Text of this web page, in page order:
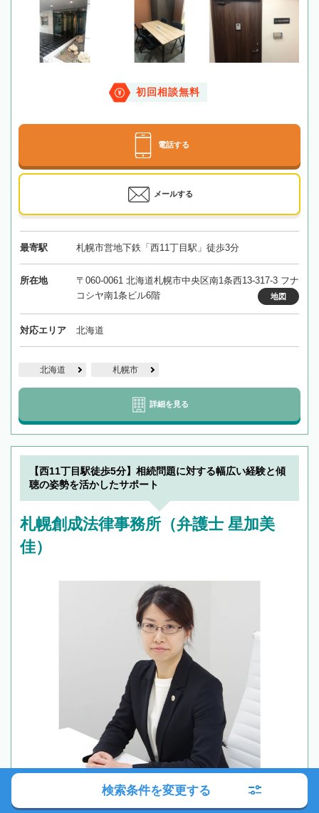
初回相談無料
電話する
メールする
最寄駅 札幌市営地下鉄「西11丁目駅」徒歩3分
所在地
〒060-0061 北海道札幌市中央区南1条西13-317-3 フナ
コシヤ南1条ビル6階
地図
対応エリア 北海道
北海道 札幌市
詳細を見る
【西11丁目駅徒歩5分】相続問題に対する幅広い経験と傾
聴の姿勢を活かしたサポート
札幌創成法律事務所（弁護士 星加美
佳）
検索条件を変更する